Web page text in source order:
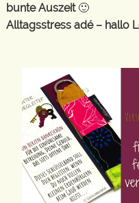
bunte Auszeit🙂
Alltagsstress adé – hallo